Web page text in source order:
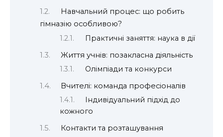
Навчальний процес: що робить
гімназію особливою?
Практичні заняття: наука в дії
Життя учнів: позакласна діяльність
Олімпіади та конкурси
Вчителі: команда професіоналів
Індивідуальний підхід до
кожного
Контакти та розташування